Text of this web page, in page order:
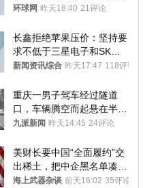
烈不满、坚决反对，已向日
环球网 昨天18:40 21评论
长鑫拒绝苹果压价：坚持要
求不低于三星电子和SK海
力士
新闻资讯综合 昨天17:47 118评论
重庆一男子驾车经过隧道
口，车辆腾空而起悬在半
空，消防： 2人已送医，正
九派新闻 昨天14:45 24评论
美财长要中国“全面履约”交
出稀土，把中企黑名单凑到
187家，中方做最坏打算
海上武器杂谈 前天16:02 35评论